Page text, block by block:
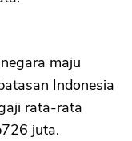
maju
Indonesia
rata-rata
juta.